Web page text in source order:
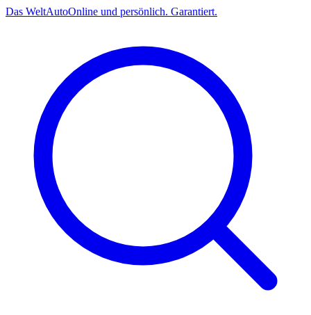
Das WeltAutoOnline und persönlich. Garantiert.